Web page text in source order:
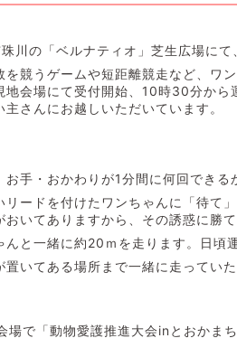
川の「ベルナティオ」芝生広場にて
競うゲームや短距離競走など、ワ
会場にて受付開始、10時30分から
さんにお越しいただいています。
お手・おかわりが1分間に何回できる
リードを付けたワンちゃんに「待て
いてありますから、その誘惑に勝て
んと一緒に約20ｍを走ります。日頃
置いてある場所まで一緒に走ってい
で「動物愛護推進大会inとおかま